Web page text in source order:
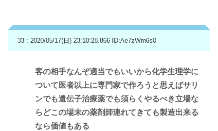
33 : 2020/05/17(日) 23:10:28.866 ID:Ae7zWm6s0
客の相手なんぞ適当でもいいから化学生理学に
ついて医者以上に専門家で作ろうと思えばサリ
ンでも遺伝子治療薬でも須らくやるべき立場な
らどこの場末の薬剤師連れてきても製造出来る
なら価値もある